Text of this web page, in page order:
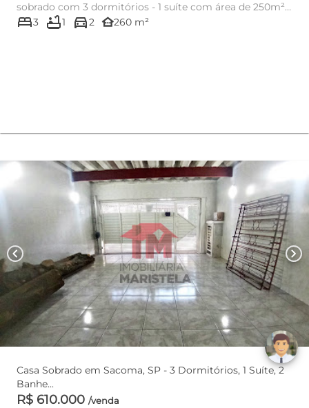
sobrado com 3 dormitórios - 1 suíte com área de 250m²,
essa casa...
bed3 bathtub1 directions_car2 other_houses260 m²
chevron_left chevron_right
Casa Sobrado em Sacoma, SP - 3 Dormitórios, 1 Suíte, 2
Banhe...
R$ 610.000 /venda